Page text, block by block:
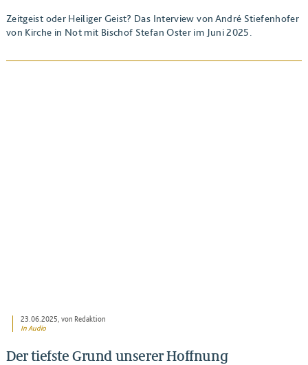
Zeitgeist oder Heiliger Geist? Das Interview von André Stiefenhofer
von Kirche in Not mit Bischof Stefan Oster im Juni 2025.
23.06.2025, von Redaktion
In Audio
Der tiefste Grund unserer Hoffnung